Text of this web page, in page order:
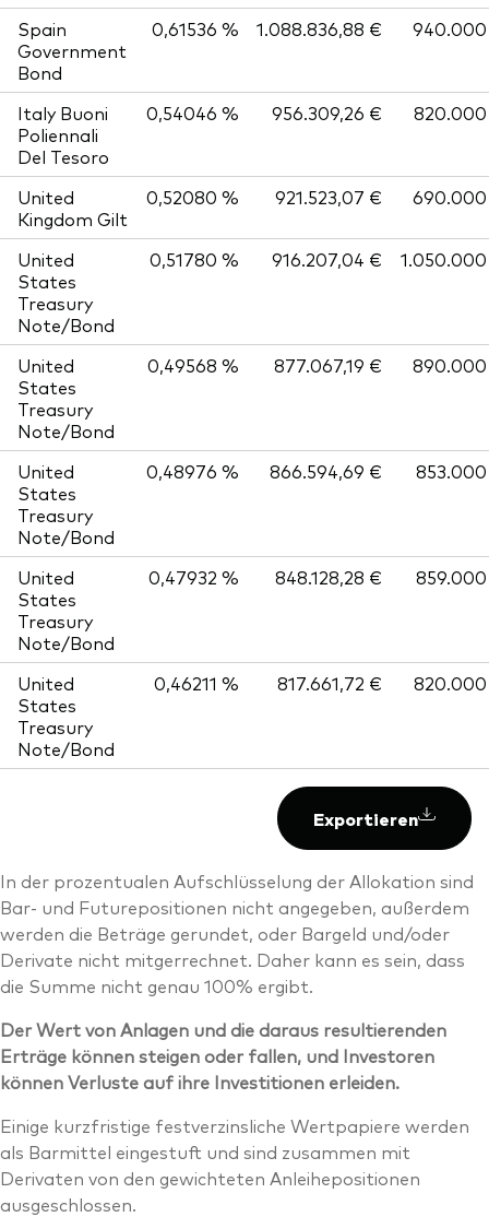
Spain
Government
Bond
0,61536 % 1.088.836,88 € 940.000
Italy Buoni
Poliennali
Del Tesoro
0,54046 % 956.309,26 € 820.000
United
Kingdom Gilt
0,52080 % 921.523,07 € 690.000
United
States
Treasury
Note/Bond
0,51780 % 916.207,04 € 1.050.000
United
States
Treasury
Note/Bond
0,49568 % 877.067,19 € 890.000
United
States
Treasury
Note/Bond
0,48976 % 866.594,69 € 853.000
United
States
Treasury
Note/Bond
0,47932 % 848.128,28 € 859.000
United
States
Treasury
Note/Bond
0,46211 % 817.661,72 € 820.000
Exportieren
In der prozentualen Aufschlüsselung der Allokation sind
Bar- und Futurepositionen nicht angegeben, außerdem
werden die Beträge gerundet, oder Bargeld und/oder
Derivate nicht mitgerrechnet. Daher kann es sein, dass
die Summe nicht genau 100% ergibt.
Der Wert von Anlagen und die daraus resultierenden
Erträge können steigen oder fallen, und Investoren
können Verluste auf ihre Investitionen erleiden.
Einige kurzfristige festverzinsliche Wertpapiere werden
als Barmittel eingestuft und sind zusammen mit
Derivaten von den gewichteten Anleihepositionen
ausgeschlossen.